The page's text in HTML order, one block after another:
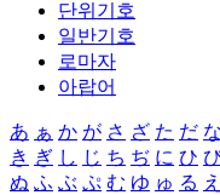
단위기호
일반기호
로마자
아랍어
あ ぁ か が さ ざ た だ な
き ぎ し じ ち ぢ に ひ
ぬ ふ ぶ ぷ む ゆ ゅ る え